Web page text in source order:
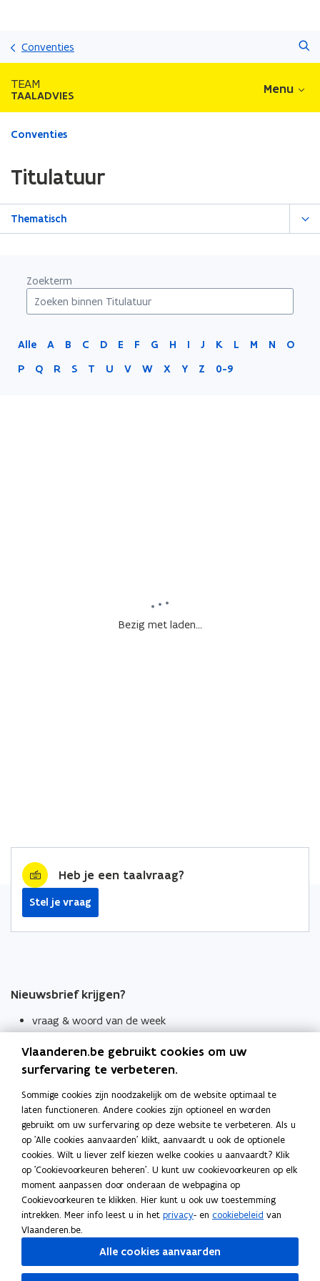
Conventies
TEAM
TAALADVIES Menu
Gedaan
zich
op:
Titulatuur
Conventies
Titulatuur
Thematisch
Zoekterm
Alle A B C D E F G H I J K L M N
O
P
Q R S T U V W X Y Z 0-9
Bezig met laden...
Heb je een taalvraag?
Stel je vraag
Nieuwsbrief krijgen?
vraag & woord van de week
Schrijf je in
Thema's
Taaladviezen
Spellingregels
Tips voor duidelijke taal
Bekijk ook
Spellingtests
Boek- en webwijzer
Vlaanderen.be gebruikt cookies om uw
surfervaring te verbeteren.
Sommige cookies zijn noodzakelijk om de website optimaal te
laten functioneren. Andere cookies zijn optioneel en worden
gebruikt om uw surfervaring op deze website te verbeteren. Als u
op 'Alle cookies aanvaarden' klikt, aanvaardt u ook de optionele
cookies. Wilt u liever zelf kiezen welke cookies u aanvaardt? Klik
op 'Cookievoorkeuren beheren'. U kunt uw cookievoorkeuren op elk
moment aanpassen door onderaan de webpagina op
Cookievoorkeuren te klikken. Hier kunt u ook uw toestemming
intrekken. Meer info leest u in het privacy- en cookiebeleid van
Vlaanderen.be.
Alle cookies aanvaarden